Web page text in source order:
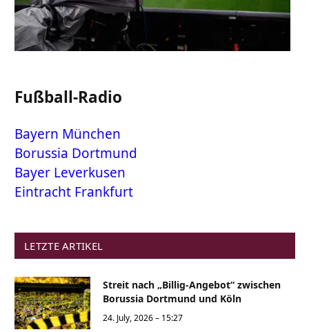
Fußball-Radio
Bayern München
Borussia Dortmund
Bayer Leverkusen
Eintracht Frankfurt
LETZTE ARTIKEL
Streit nach „Billig-Angebot“ zwischen
Borussia Dortmund und Köln
24. July, 2026 – 15:27